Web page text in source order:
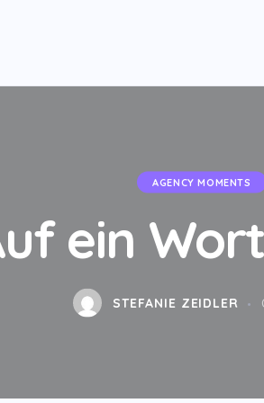
AGENCY MOMENTS
ein
STEFANIE ZEIDLER